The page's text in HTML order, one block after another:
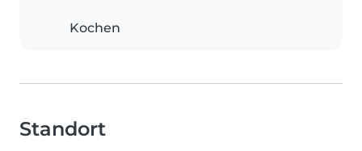
Kochen
Standort